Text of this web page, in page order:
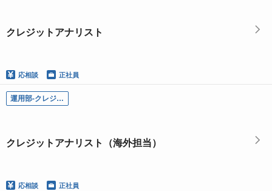
クレジットアナリスト
応相談 正社員
運用部-クレジット調査グループ／クレジットアナリスト（海外担当）
クレジットアナリスト（海外担当）
応相談 正社員